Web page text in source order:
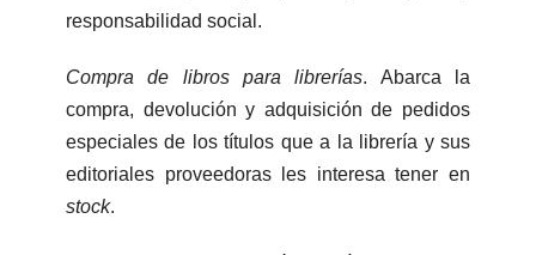
responsabilidad social.
Compra de libros para librerías. Abarca la
compra, devolución y adquisición de pedidos
especiales de los títulos que a la librería y sus
editoriales proveedoras les interesa tener en
stock.